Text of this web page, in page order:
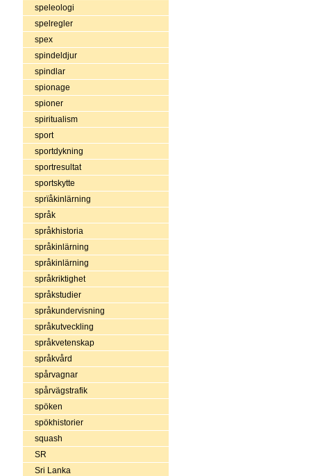
speleologi
spelregler
spex
spindeldjur
spindlar
spionage
spioner
spiritualism
sport
sportdykning
sportresultat
sportskytte
sprïåkinlärning
språk
språkhistoria
språkinlärning
språkinlärning
språkriktighet
språkstudier
språkundervisning
språkutveckling
språkvetenskap
språkvård
spårvagnar
spårvägstrafik
spöken
spökhistorier
squash
SR
Sri Lanka